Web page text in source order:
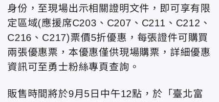
身份，至現場出示相關證明文件，即可享有限
定區域(應援席C203、C207、C211、C212、
C216、C217)票價5折優惠，每張證件可購買
兩張優惠票，本優惠僅供現場購票，詳細優惠
資訊可至勇士粉絲專頁查詢。
販售時間將於9月5日中午12點，於「臺北富